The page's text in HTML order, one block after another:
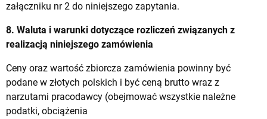
załączniku nr 2 do niniejszego zapytania.
8. Waluta i warunki dotyczące rozliczeń związanych z
realizacją niniejszego zamówienia
Ceny oraz wartość zbiorcza zamówienia powinny być
podane w złotych polskich i być ceną brutto wraz z
narzutami pracodawcy (obejmować wszystkie należne
podatki, obciążenia